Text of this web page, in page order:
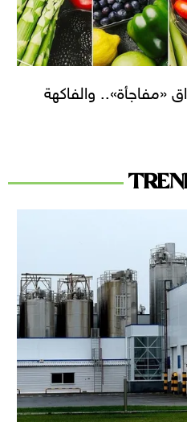
«مفاجأة».. والفاكهة